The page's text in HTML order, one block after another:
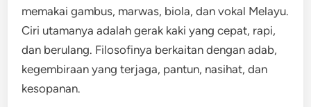
memakai gambus, marwas, biola, dan vokal Melayu.
Ciri utamanya adalah gerak kaki yang cepat, rapi,
dan berulang. Filosofinya berkaitan dengan adab,
kegembiraan yang terjaga, pantun, nasihat, dan
kesopanan.